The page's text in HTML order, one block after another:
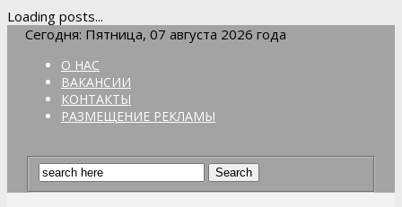
Loading posts...
Сегодня: Пятница, 07 августа 2026 года
О НАС
ВАКАНСИИ
КОНТАКТЫ
РАЗМЕЩЕНИЕ РЕКЛАМЫ